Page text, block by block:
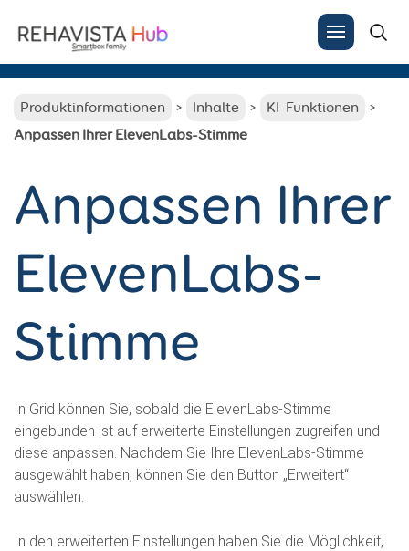
for:
Produktinformationen Inhalte
KI-Funktionen
Anpassen Ihrer ElevenLabs-Stimme
Anpassen Ihrer
ElevenLabs-
Stimme
In Grid können Sie, sobald die ElevenLabs-Stimme
eingebunden ist auf erweiterte Einstellungen zugreifen und
diese anpassen. Nachdem Sie Ihre ElevenLabs-Stimme
ausgewählt haben, können Sie den Button „Erweitert“
auswählen.
In den erweiterten Einstellungen haben Sie die Möglichkeit,